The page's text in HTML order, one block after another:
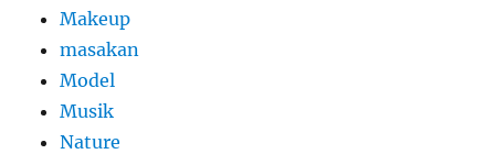
Makeup
masakan
Model
Musik
Nature